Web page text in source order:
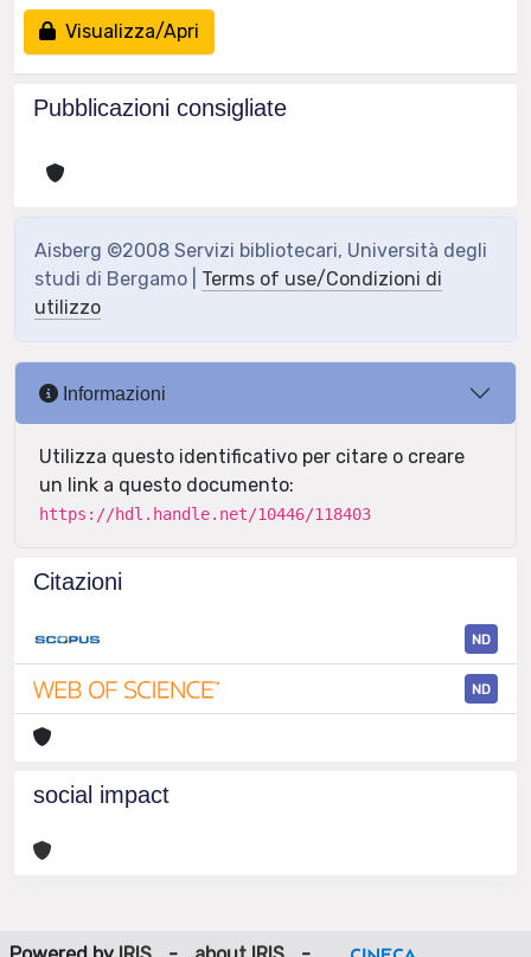
Visualizza/Apri
Pubblicazioni consigliate
Aisberg ©2008 Servizi bibliotecari, Università degli
studi di Bergamo | Terms of use/Condizioni di
utilizzo
Informazioni
Utilizza questo identificativo per citare o creare
un link a questo documento:
https://hdl.handle.net/10446/118403
Citazioni
ND
ND
social impact